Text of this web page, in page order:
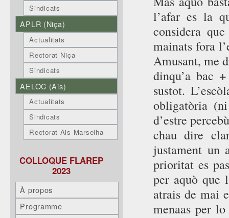
l’afar es la
considera
mainats fora
Amusant, me
dinqu’a bac
sustot.
obligatòria
d’estre
chau dire
justament un
prioritat es
per aquò que
atrais de mai
menaas per
Sindicats
APLR (Niça)
Actualitats
Rectorat Niça
Sindicats
AELOC (Ais)
Actualitats
Sindicats
Rectorat Ais-Marselha
COLLOQUE FLAREP
2023
À propos
Programme